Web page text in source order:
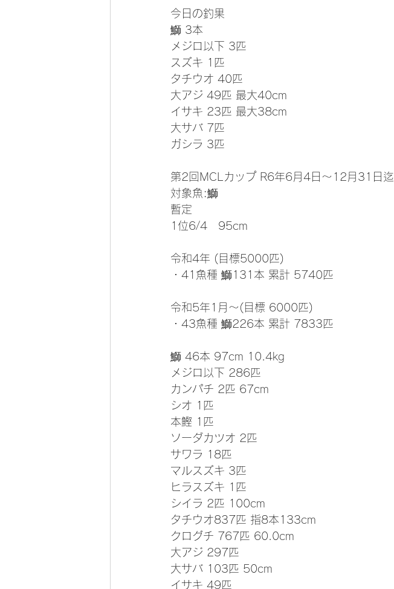
今日の釣果
鰤 3本
メジロ以下 3匹
スズキ 1匹
タチウオ 40匹
大アジ 49匹 最大40cm
イサキ 23匹 最大38cm
大サバ 7匹
ガシラ 3匹
第2回MCLカップ R6年6月4日～12月31日迄
対象魚:鰤
暫定
1位6/4   95cm
令和4年 (目標5000匹)
・41魚種 鰤131本 累計 5740匹
令和5年1月～(目標 6000匹)
・43魚種 鰤226本 累計 7833匹
鰤 46本 97cm 10.4kg
メジロ以下 286匹
カンパチ 2匹 67cm
シオ 1匹
本鰹 1匹
ソーダカツオ 2匹
サワラ 18匹
マルスズキ 3匹
ヒラスズキ 1匹
シイラ 2匹 100cm
タチウオ837匹 指8本133cm
クログチ 767匹 60.0cm
大アジ 297匹
大サバ 103匹 50cm
イサキ 49匹